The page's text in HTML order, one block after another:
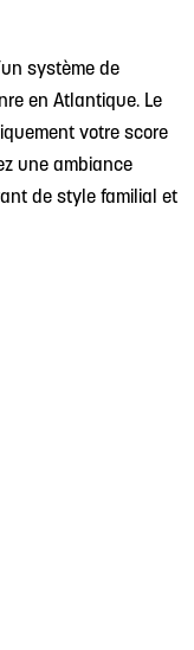
système de
en Atlantique. Le
votre score
une ambiance
de style familial et